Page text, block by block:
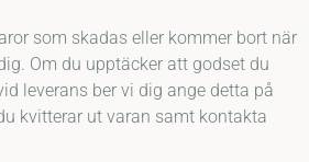
som skadas eller kommer bort när
Om du upptäcker att godset du
leverans ber vi dig ange detta på
kvitterar ut varan samt kontakta